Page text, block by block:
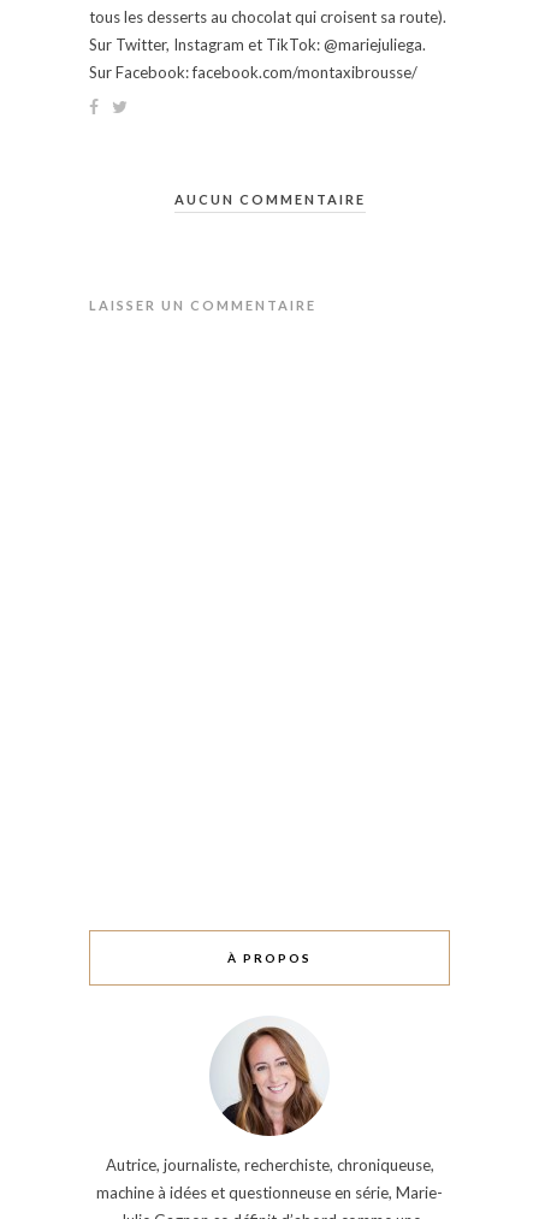
tous les desserts au chocolat qui croisent sa route).
Sur Twitter, Instagram et TikTok: @mariejuliega.
Sur Facebook: facebook.com/montaxibrousse/
AUCUN COMMENTAIRE
LAISSER UN COMMENTAIRE
À PROPOS
Autrice, journaliste, recherchiste, chroniqueuse,
machine à idées et questionneuse en série, Marie-